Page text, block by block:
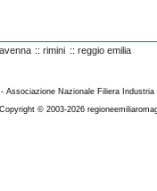
:: rimini :: reggio emilia
Associazione Nazionale Filiera
Copyright © 2003-2026